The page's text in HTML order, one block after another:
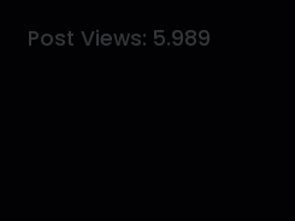
Post Views: 5.989